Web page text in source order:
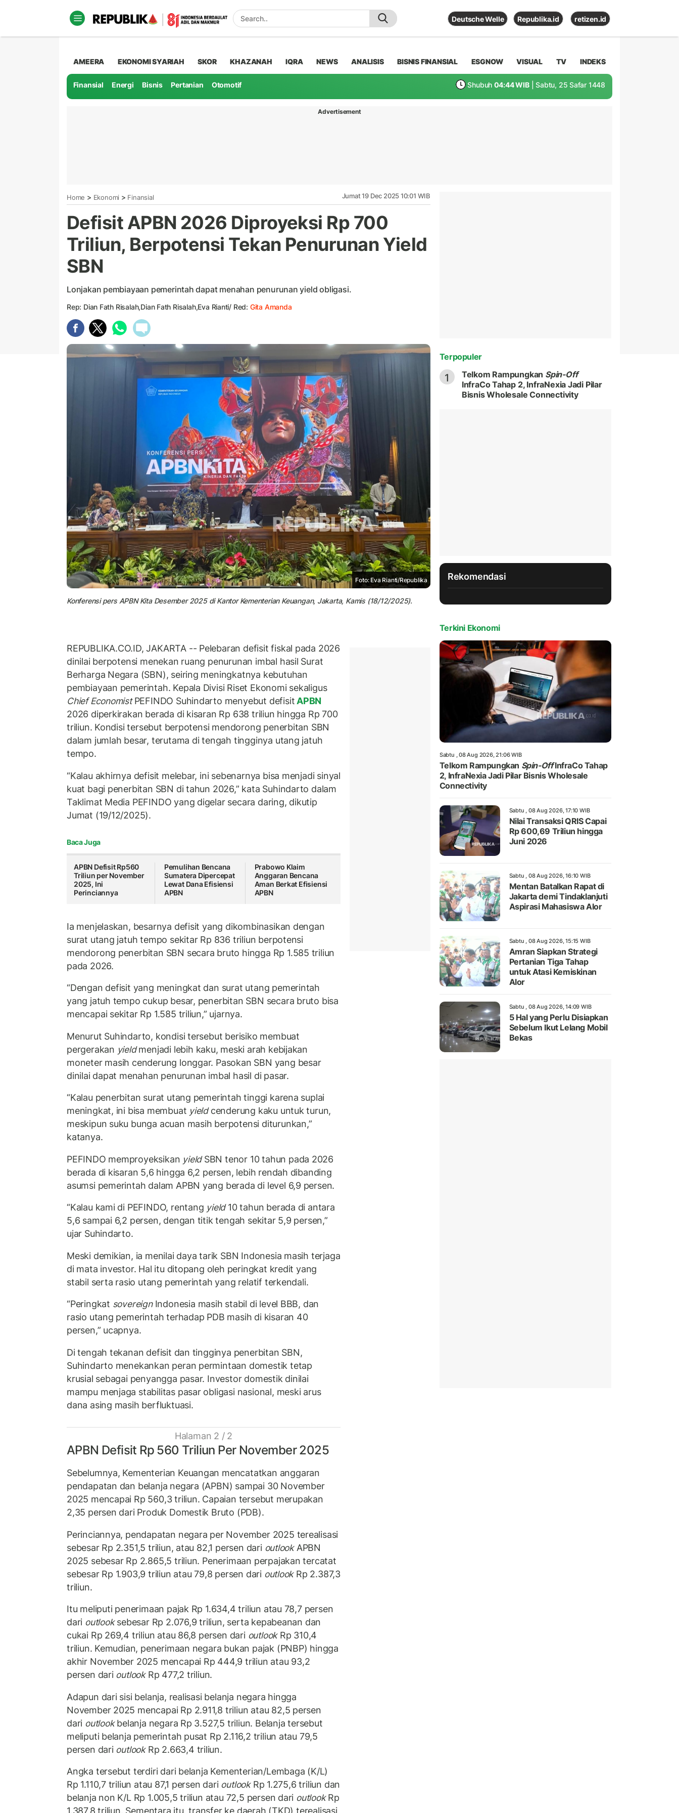
Deutsche Welle Republika.id retizen.id
AMEERA EKONOMI SYARIAH SKOR KHAZANAH IQRA NEWS ANALISIS BISNIS FINANSIAL ESGNOW VISUAL TV INDEKS
Finansial Energi Bisnis Pertanian Otomotif Shubuh 04:44 WIB | Sabtu, 25 Safar 1448
Advertisement
Home > Ekonomi > Finansial Jumat 19 Dec 2025 10:01 WIB
Defisit APBN 2026 Diproyeksi Rp 700
Triliun, Berpotensi Tekan Penurunan Yield
SBN
Lonjakan pembiayaan pemerintah dapat menahan penurunan yield obligasi.
Rep: Dian Fath Risalah,Dian Fath Risalah,Eva Rianti/ Red: Gita Amanda
Foto: Eva Rianti/Republika
Konferensi pers APBN Kita Desember 2025 di Kantor Kementerian Keuangan, Jakarta, Kamis (18/12/2025).
REPUBLIKA.CO.ID, JAKARTA -- Pelebaran defisit fiskal pada 2026
dinilai berpotensi menekan ruang penurunan imbal hasil Surat
Berharga Negara (SBN), seiring meningkatnya kebutuhan
pembiayaan pemerintah. Kepala Divisi Riset Ekonomi sekaligus
Chief EconomistPEFINDO Suhindarto menyebut defisit APBN
2026 diperkirakan berada di kisaran Rp 638 triliun hingga Rp 700
triliun. Kondisi tersebut berpotensi mendorong penerbitan SBN
dalam jumlah besar, terutama di tengah tingginya utang jatuh
tempo.
“Kalau akhirnya defisit melebar, ini sebenarnya bisa menjadi sinyal
kuat bagi penerbitan SBN di tahun 2026,” kata Suhindarto dalam
Taklimat Media PEFINDO yang digelar secara daring, dikutip
Jumat (19/12/2025).
Baca Juga
APBN Defisit Rp560
Triliun per November
2025, Ini
Perinciannya
Pemulihan Bencana
Sumatera Dipercepat
Lewat Dana Efisiensi
APBN
Prabowo Klaim
Anggaran Bencana
Aman Berkat Efisiensi
APBN
Ia menjelaskan, besarnya defisit yang dikombinasikan dengan
surat utang jatuh tempo sekitar Rp 836 triliun berpotensi
mendorong penerbitan SBN secara bruto hingga Rp 1.585 triliun
pada 2026.
“Dengan defisit yang meningkat dan surat utang pemerintah
yang jatuh tempo cukup besar, penerbitan SBN secara bruto bisa
mencapai sekitar Rp 1.585 triliun,” ujarnya.
Menurut Suhindarto, kondisi tersebut berisiko membuat
pergerakan yieldmenjadi lebih kaku, meski arah kebijakan
moneter masih cenderung longgar. Pasokan SBN yang besar
dinilai dapat menahan penurunan imbal hasil di pasar.
“Kalau penerbitan surat utang pemerintah tinggi karena suplai
meningkat, ini bisa membuat yieldcenderung kaku untuk turun,
meskipun suku bunga acuan masih berpotensi diturunkan,”
katanya.
PEFINDO memproyeksikan yieldSBN tenor 10 tahun pada 2026
berada di kisaran 5,6 hingga 6,2 persen, lebih rendah dibanding
asumsi pemerintah dalam APBN yang berada di level 6,9 persen.
“Kalau kami di PEFINDO, rentang yield10 tahun berada di antara
5,6 sampai 6,2 persen, dengan titik tengah sekitar 5,9 persen,”
ujar Suhindarto.
Meski demikian, ia menilai daya tarik SBN Indonesia masih terjaga
di mata investor. Hal itu ditopang oleh peringkat kredit yang
stabil serta rasio utang pemerintah yang relatif terkendali.
“Peringkat sovereignIndonesia masih stabil di level BBB, dan
rasio utang pemerintah terhadap PDB masih di kisaran 40
persen,” ucapnya.
Di tengah tekanan defisit dan tingginya penerbitan SBN,
Suhindarto menekankan peran permintaan domestik tetap
krusial sebagai penyangga pasar. Investor domestik dinilai
mampu menjaga stabilitas pasar obligasi nasional, meski arus
dana asing masih berfluktuasi.
Halaman 2 / 2
APBN Defisit Rp 560 Triliun Per November 2025
Sebelumnya, Kementerian Keuangan mencatatkan anggaran
pendapatan dan belanja negara (APBN) sampai 30 November
2025 mencapai Rp 560,3 triliun. Capaian tersebut merupakan
2,35 persen dari Produk Domestik Bruto (PDB).
Perinciannya, pendapatan negara per November 2025 terealisasi
sebesar Rp 2.351,5 triliun, atau 82,1 persen dari outlookAPBN
2025 sebesar Rp 2.865,5 triliun. Penerimaan perpajakan tercatat
sebesar Rp 1.903,9 triliun atau 79,8 persen dari outlookRp 2.387,3
triliun.
Itu meliputi penerimaan pajak Rp 1.634,4 triliun atau 78,7 persen
dari outlooksebesar Rp 2.076,9 triliun, serta kepabeanan dan
cukai Rp 269,4 triliun atau 86,8 persen dari outlookRp 310,4
triliun. Kemudian, penerimaan negara bukan pajak (PNBP) hingga
akhir November 2025 mencapai Rp 444,9 triliun atau 93,2
persen dari outlookRp 477,2 triliun.
Adapun dari sisi belanja, realisasi belanja negara hingga
November 2025 mencapai Rp 2.911,8 triliun atau 82,5 persen
dari outlookbelanja negara Rp 3.527,5 triliun. Belanja tersebut
meliputi belanja pemerintah pusat Rp 2.116,2 triliun atau 79,5
persen dari outlook Rp 2.663,4 triliun.
Angka tersebut terdiri dari belanja Kementerian/Lembaga (K/L)
Rp 1.110,7 triliun atau 87,1 persen dari outlook Rp 1.275,6 triliun dan
belanja non K/L Rp 1.005,5 triliun atau 72,5 persen dari outlookRp
1.387,8 triliun. Sementara itu, transfer ke daerah (TKD) terealisasi
Terpopuler
1 Telkom Rampungkan Spin-Off
InfraCo Tahap 2, InfraNexia Jadi Pilar
Bisnis Wholesale Connectivity
Rekomendasi
Terkini Ekonomi
Sabtu , 08 Aug 2026, 21:06 WIB
Telkom Rampungkan Spin-OffInfraCo Tahap
2, InfraNexia Jadi Pilar Bisnis Wholesale
Connectivity
Sabtu , 08 Aug 2026, 17:10 WIB
Nilai Transaksi QRIS Capai
Rp 600,69 Triliun hingga
Juni 2026
Sabtu , 08 Aug 2026, 16:10 WIB
Mentan Batalkan Rapat di
Jakarta demi Tindaklanjuti
Aspirasi Mahasiswa Alor
Sabtu , 08 Aug 2026, 15:15 WIB
Amran Siapkan Strategi
Pertanian Tiga Tahap
untuk Atasi Kemiskinan
Alor
Sabtu , 08 Aug 2026, 14:09 WIB
5 Hal yang Perlu Disiapkan
Sebelum Ikut Lelang Mobil
Bekas